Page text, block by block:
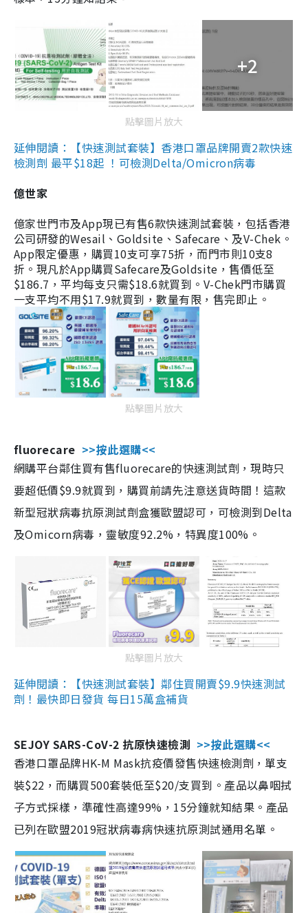
+2
點擊圖片放大
延伸閱讀：【快速測試套裝】香港口罩品牌開賣2款快速
檢測劑 最平$18起 ！可檢測Delta/Omicron病毒
億世家
億家世門市及App現已有售6款快速測試套裝，包括香港
公司研發的Wesail、Goldsite、Safecare、及V-Chek。
App限定優惠，購買10支可享75折，而門市則10支8
折。現凡於App購買Safecare及Goldsite，售價低至
$186.7，平均每支只需$18.6就買到。V-Chek門市購買
一支平均不用$17.9就買到，數量有限，售完即止。
點擊圖片放大
fluorecare >>按此選購<<
網購平台鄰住買有售fluorecare的快速測試劑，現時只
要超低價$9.9就買到，購買前請先注意送貨時間！這款
新型冠狀病毒抗原測試劑盒獲歐盟認可，可檢測到Delta
及Omicorn病毒，靈敏度92.2%，特異度100%。
點擊圖片放大
延伸閱讀：【快速測試套裝】鄰住買開賣$9.9快速測試
劑！最快即日發貨 每日15萬盒補貨
SEJOY SARS-CoV-2 抗原快速檢測 >>按此選購<<
香港口罩品牌HK-M Mask抗疫價發售快速檢測劑，單支
裝$22，而購買500套裝低至$20/支買到。產品以鼻咽拭
子方式採樣，準確性高達99%，15分鐘就知結果。產品
已列在歐盟2019冠狀病毒病快速抗原測試通用名單。